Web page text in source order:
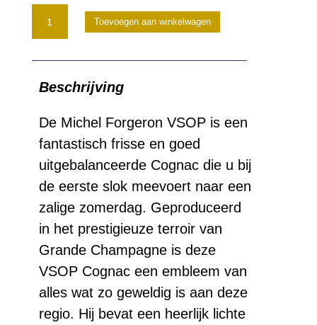
Michel
Forgeron
Cognac
aantal
Toevoegen aan winkelwagen
Beschrijving
De Michel Forgeron VSOP is een
fantastisch frisse en goed
uitgebalanceerde Cognac die u bij
de eerste slok meevoert naar een
zalige zomerdag. Geproduceerd
in het prestigieuze terroir van
Grande Champagne is deze
VSOP Cognac een embleem van
alles wat zo geweldig is aan deze
regio. Hij bevat een heerlijk lichte